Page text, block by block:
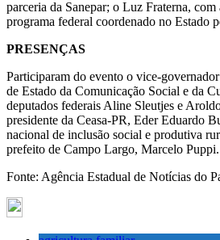
parceria da Sanepar; o Luz Fraterna,
programa federal coordenado no Estado
PRESENÇAS
Participaram do evento o vice-
de Estado da Comunicação Social e da
deputados federais Aline Sleutjes e
presidente da Ceasa-PR, Eder Eduardo
nacional de inclusão social e produtiva
prefeito de Campo Largo, Marcelo Puppi.
Fonte: Agência Estadual de Notícias do